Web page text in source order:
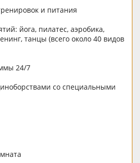
и питания
йога, пилатес, аэробика,
танцы (всего около 40 видов
24/7
со специальными